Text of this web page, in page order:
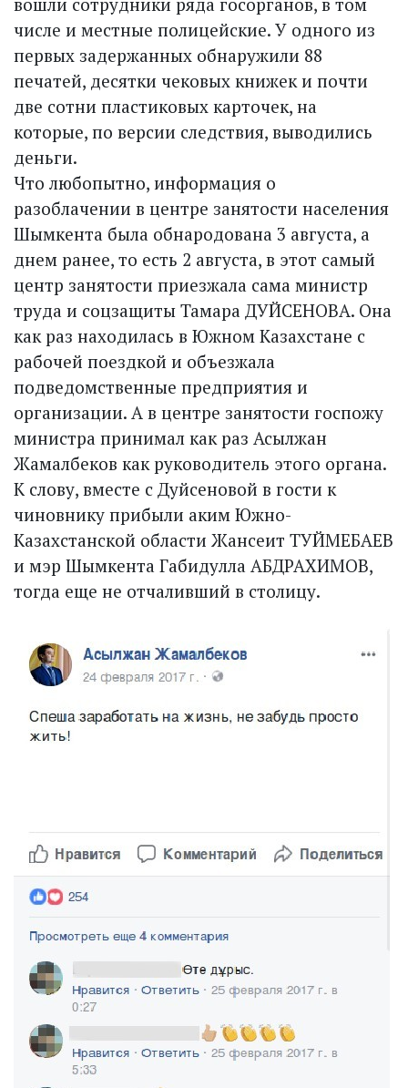
числе и местные полицейские. У одного из
первых задержанных обнаружили 88
печатей, десятки чековых книжек и почти
две сотни пластиковых карточек, на
которые, по версии следствия, выводились
деньги.
Что любопытно, информация о
разоблачении в центре занятости населения
Шымкента была обнародована 3 августа, а
днем ранее, то есть 2 августа, в этот самый
центр занятости приезжала сама министр
труда и соцзащиты Тамара ДУЙСЕНОВА. Она
как раз находилась в Южном Казахстане с
рабочей поездкой и объезжала
подведомственные предприятия и
организации. А в центре занятости госпожу
министра принимал как раз Асылжан
Жамалбеков как руководитель этого органа.
К слову, вместе с Дуйсеновой в гости к
чиновнику прибыли аким Южно-
Казахстанской области Жансеит ТУЙМЕБАЕВ
и мэр Шымкента Габидулла АБДРАХИМОВ,
тогда еще не отчаливший в столицу.